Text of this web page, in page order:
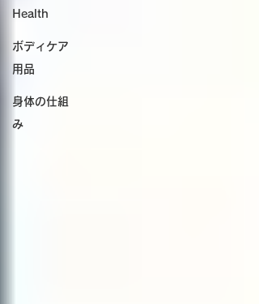
Health
ボディケア
用品
身体の仕組
み